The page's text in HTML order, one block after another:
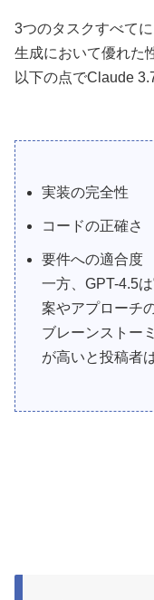
3つのタスクすべて
生成において優れた
以下の点でClaude
実装の完全性
コードの正確さ
要件への適合度
一方、GPT-4.5
案やアプローチ
ブレーンストー
が高いと投稿者